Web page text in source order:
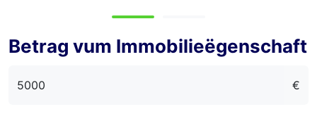
Betrag vum Immobilieëgenschaft
€